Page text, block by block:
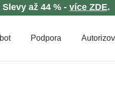
až 44 % - více ZDE.
Podpora